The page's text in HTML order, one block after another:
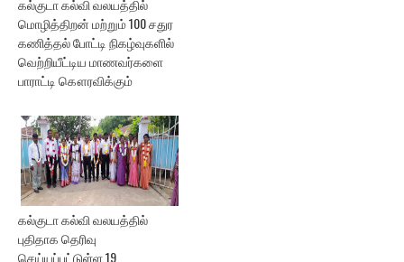
கல்குடா கல்வி வலயத்தில்
மொழித்திறன் மற்றும் 100 சதுர
கணித்தல் போட்டி நிகழ்வுகளில்
வெற்றியீட்டிய மாணவர்களை
பாராட்டி கௌரவிக்கும்
கல்குடா கல்வி வலயத்தில்
புதிதாக தெரிவு
செய்யப்பட்டுள்ள 19